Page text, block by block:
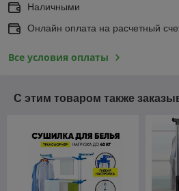
Наличными
Онлайн оплата на расчетный
Все условия оплаты
С этим товаром также